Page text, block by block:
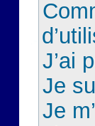
J’ai
Je
Je